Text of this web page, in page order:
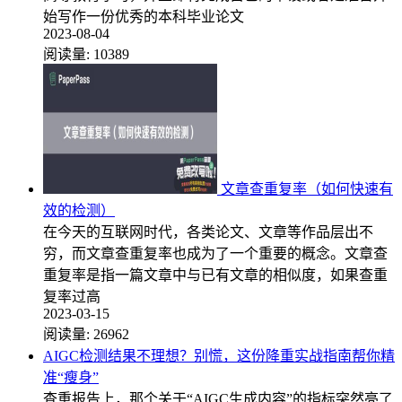
始写作一份优秀的本科毕业论文
2023-08-04
阅读量: 10389
文章查重复率（如何快速有
效的检测）
在今天的互联网时代，各类论文、文章等作品层出不
穷，而文章查重复率也成为了一个重要的概念。文章查
重复率是指一篇文章中与已有文章的相似度，如果查重
复率过高
2023-03-15
阅读量: 26962
AIGC检测结果不理想？别慌，这份降重实战指南帮你精
准“瘦身”
查重报告上，那个关于“AIGC生成内容”的指标突然亮了